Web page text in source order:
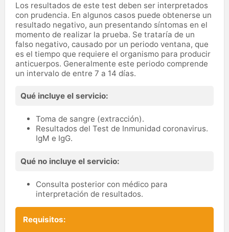
Los resultados de este test deben ser interpretados
con prudencia. En algunos casos puede obtenerse un
resultado negativo, aun presentando síntomas en el
momento de realizar la prueba. Se trataría de un
falso negativo, causado por un periodo ventana, que
es el tiempo que requiere el organismo para producir
anticuerpos. Generalmente este periodo comprende
un intervalo de entre 7 a 14 días.
Qué incluye el servicio:
Toma de sangre (extracción).
Resultados del Test de Inmunidad coronavirus.
IgM e IgG.
Qué no incluye el servicio:
Consulta posterior con médico para
interpretación de resultados.
Requisitos: